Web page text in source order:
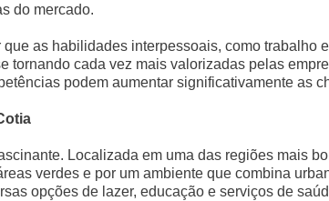
do mercado.
as habilidades interpessoais, como trabalho
tornando cada vez mais valorizadas pelas
podem aumentar significativamente as
Localizada em uma das regiões mais
verdes e por um ambiente que combina
opções de lazer, educação e serviços de